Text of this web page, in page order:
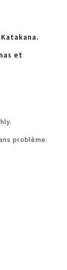
et
problème.